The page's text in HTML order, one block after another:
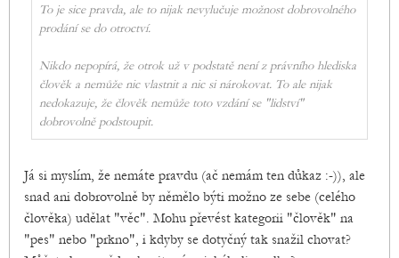
To je sice pravda, ale to nijak nevylučuje možnost dobrovolného
prodání se do otroctví.
Nikdo nepopírá, že otrok už v podstatě není z právního hlediska
člověk a nemůže nic vlastnit a nic si nárokovat. To ale nijak
nedokazuje, že člověk nemůže toto vzdání se "lidství"
dobrovolně podstoupit.
Já si myslím, že nemáte pravdu (ač nemám ten důkaz :-)), ale
snad ani dobrovolně by němělo býti možno ze sebe (celého
člověka) udělat "věc". Mohu převést kategorii "člověk" na
"pes" nebo "prkno", i kdyby se dotyčný tak snažil chovat?